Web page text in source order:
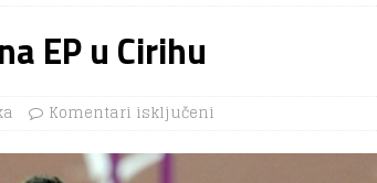
EP u Cirihu
Komentari isključeni